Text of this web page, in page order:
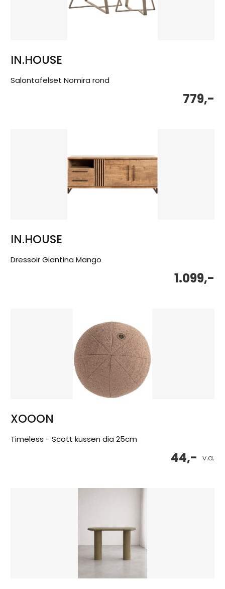
IN.HOUSE
Salontafelset Nomira rond
779,-
IN.HOUSE
Dressoir Giantina Mango
1.099,-
XOOON
Timeless - Scott kussen dia 25cm
v.a.
44,-